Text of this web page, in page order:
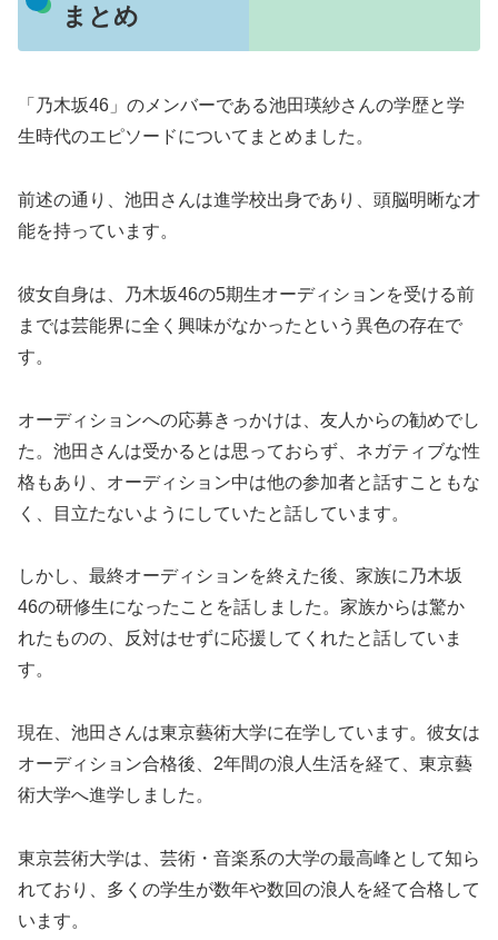
まとめ
「乃木坂46」のメンバーである池田瑛紗さんの学歴と学
生時代のエピソードについてまとめました。
前述の通り、池田さんは進学校出身であり、頭脳明晰な才
能を持っています。
彼女自身は、乃木坂46の5期生オーディションを受ける前
までは芸能界に全く興味がなかったという異色の存在で
す。
オーディションへの応募きっかけは、友人からの勧めでし
た。池田さんは受かるとは思っておらず、ネガティブな性
格もあり、オーディション中は他の参加者と話すこともな
く、目立たないようにしていたと話しています。
しかし、最終オーディションを終えた後、家族に乃木坂
46の研修生になったことを話しました。家族からは驚か
れたものの、反対はせずに応援してくれたと話していま
す。
現在、池田さんは東京藝術大学に在学しています。彼女は
オーディション合格後、2年間の浪人生活を経て、東京藝
術大学へ進学しました。
東京芸術大学は、芸術・音楽系の大学の最高峰として知ら
れており、多くの学生が数年や数回の浪人を経て合格して
います。